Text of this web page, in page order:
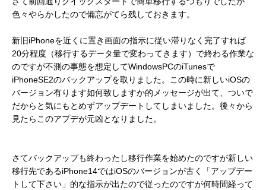
色々やらかしたので備忘がてら残しておきます。
新旧iPhoneを近くに置き画面の指示に従い滞りなく完了すれば
20分程度（移行するデータ量で変わってきます）で終わる作業な
のですが不測の事態を想定してWindowsPCのiTunesで
iPhoneSE2のバックアップを取りました。この時に新しいiOSの
バージョン有ります如何致しますか的メッセージが出て、ついで
だからと気にもとめずアップデートしてしまいました。後々から
見たらこのアプデが元凶となりました。
さてバックアップも終わったし移行作業を始めたのですが新しい
移行先であるiPhone14ではiOSのバージョンが古く「アップデー
トして下さい」的な指示が出たので従ったのですが何時間経って